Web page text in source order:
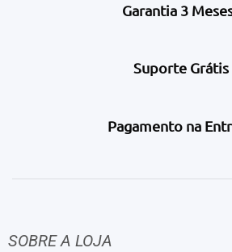
Garantia 3
Suporte Grátis
Pagamento na
SOBRE A LOJA